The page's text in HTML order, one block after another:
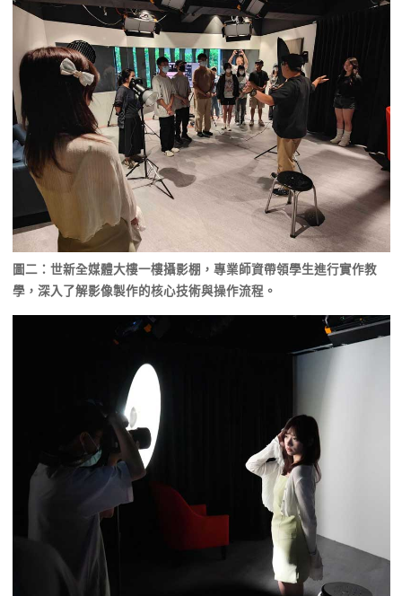
圖二：世新全媒體大樓一樓攝影棚，專業師資帶領學生進行實作教
學，深入了解影像製作的核心技術與操作流程。